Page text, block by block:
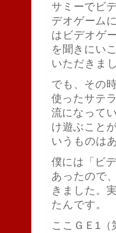
サミーでビ
デオゲーム
はビデオゲ
を聞きにい
いただきま
でも、その
使ったサテ
流になって
け遊ぶこと
いうものは
僕には「ビ
あったので
きました。
たんです。
ここＧＥ1（